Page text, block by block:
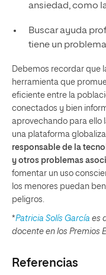
ansiedad, como
Buscar ayuda
tiene un
Debemos recordar que
herramienta que
eficiente entre la
conectados y bien
aprovechando para ello
una plataforma
responsable de la
y otros problemas
fomentar un uso
los menores puedan
peligros.
*Patricia Solís García es
docente en los Premios
Referencias